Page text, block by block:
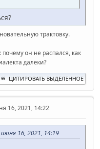
трактовку.
он не распался, как
далеки?
ЦИТИРОВАТЬ ВЫДЕЛЕННОЕ
16, 2021, 14:22
16, 2021, 14:19